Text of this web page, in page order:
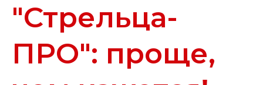
"Стрельца-
ПРО": проще,